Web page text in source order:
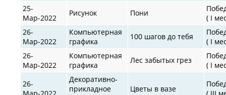
25-
Мар-2022
Рисунок Пони
( I
26-
Мар-2022
Компьютерная
графика
100 шагов до тебя
( I
26-
Мар-2022
Компьютерная
графика
Лес забытых грез
( I
26-
Декоративно-
прикладное
Цветы в вазе